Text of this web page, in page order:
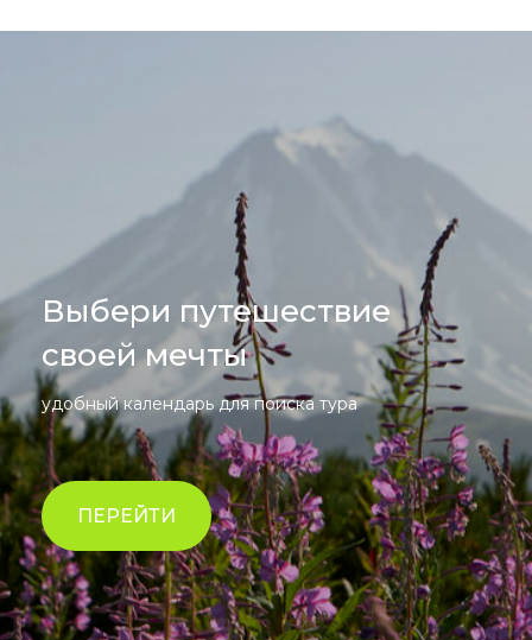
Выбери путешествие
своей мечты
удобный календарь для поиска тура
ПЕРЕЙТИ